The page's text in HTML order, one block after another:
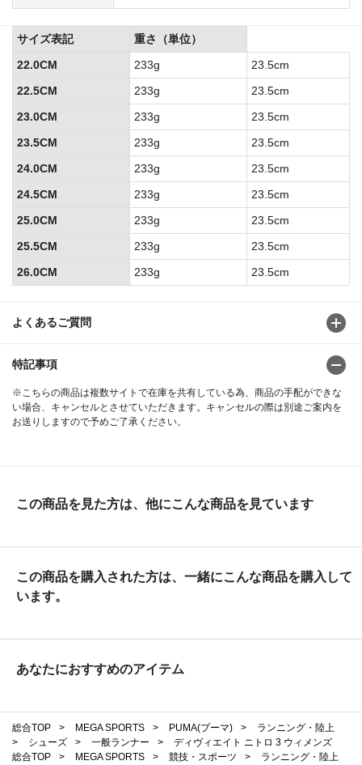
よくあるご質問
特記事項
※こちらの商品は複数サイトで在庫を共有している為、商品の手配ができな
い場合、キャンセルとさせていただきます。キャンセルの際は別途ご案内を
お送りしますので予めご了承ください。
サイズ表記
重さ（単位）
22.0CM
233g
23.5cm
22.5CM
233g
23.5cm
23.0CM
233g
23.5cm
23.5CM
233g
23.5cm
24.0CM
233g
23.5cm
24.5CM
233g
23.5cm
25.0CM
233g
23.5cm
25.5CM
233g
23.5cm
26.0CM
233g 23.5cm
この商品を見た方は、他にこんな商品を見ています
この商品を購入された方は、一緒にこんな商品を購入して
います。
あなたにおすすめのアイテム
総合TOP > MEGA SPORTS > PUMA(プーマ) >
ランニング・陸上
>
シューズ > 一般ランナー >
ディヴィエイト ニトロ 3 ウィメンズ
総合TOP
> MEGA SPORTS > 競技・スポーツ >
ランニング・陸上